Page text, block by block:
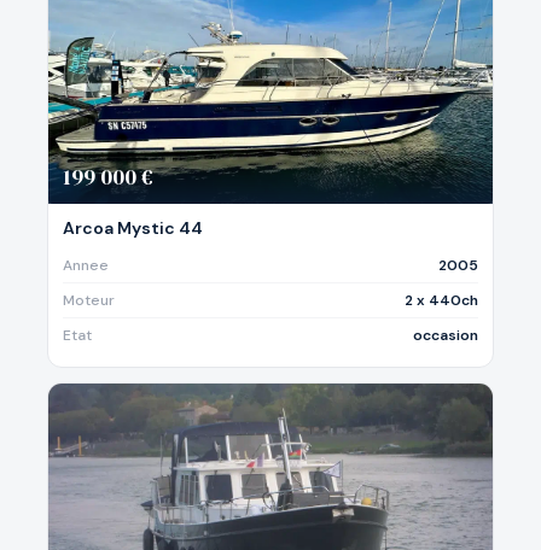
199 000 €
Arcoa Mystic 44
Annee
2005
Moteur
2 x 440ch
Etat
occasion